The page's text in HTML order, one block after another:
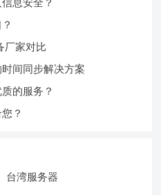
厂家对比
间同步解决方案
的服务？
？
台湾服务器